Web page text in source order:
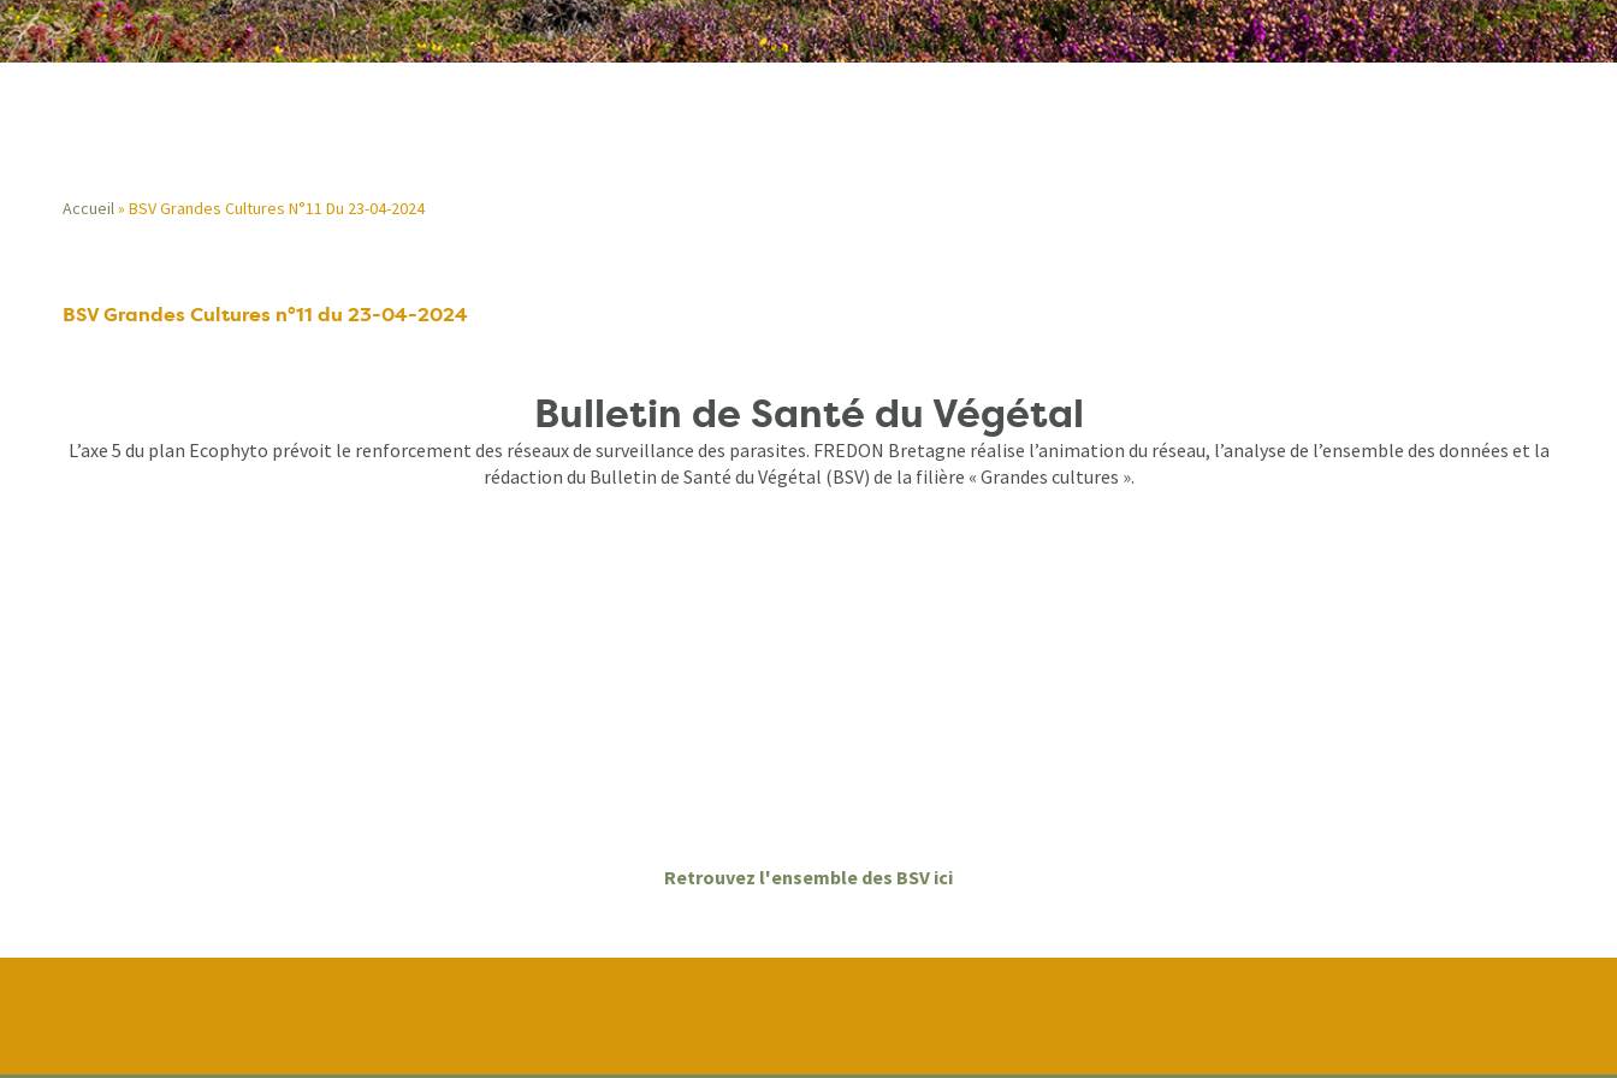
d'Ariane
Accueil BSV Grandes Cultures N°11 Du 23-04-2024
BSV Grandes Cultures n°11 du 23-04-2024
Bulletin de Santé du Végétal
L’axe 5 du plan Ecophyto prévoit le renforcement des réseaux de surveillance des parasites. FREDON Bretagne réalise l’animation du réseau, l’analyse de l’ensemble des données et la
rédaction du Bulletin de Santé du Végétal (BSV) de la filière « Grandes cultures ».
Retrouvez l'ensemble des BSV ici